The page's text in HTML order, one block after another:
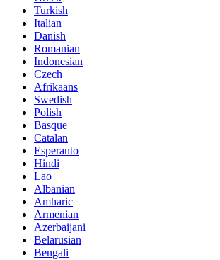
Turkish
Italian
Danish
Romanian
Indonesian
Czech
Afrikaans
Swedish
Polish
Basque
Catalan
Esperanto
Hindi
Lao
Albanian
Amharic
Armenian
Azerbaijani
Belarusian
Bengali